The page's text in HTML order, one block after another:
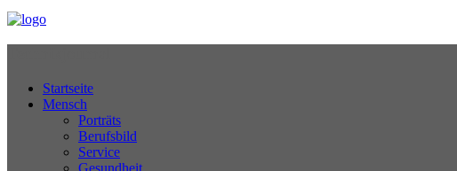
Startseite
Mensch
Porträts
Berufsbild
Service
Gesundheit